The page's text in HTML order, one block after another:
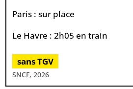
Paris : sur place
Le Havre : 2h05 en train
sans TGV
SNCF, 2026